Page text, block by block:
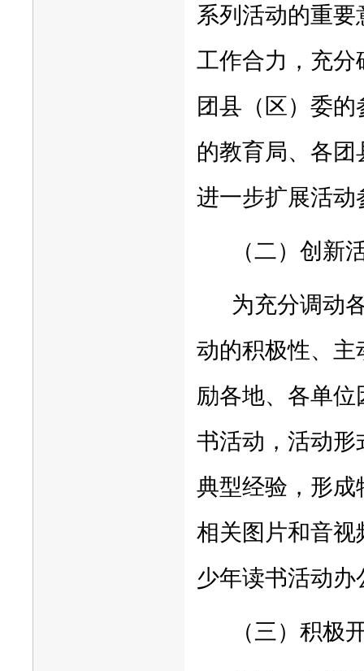
系列活动的重
工作合力，充
团县（区）委
的教育局、各
进一步扩展活动
（二）创新
为充分调动
动的积极性、
励各地、各单
书活动，活动
典型经验，形
相关图片和音
少年读书活动办
（三）积极